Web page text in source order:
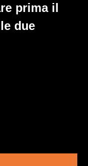
prima il
due